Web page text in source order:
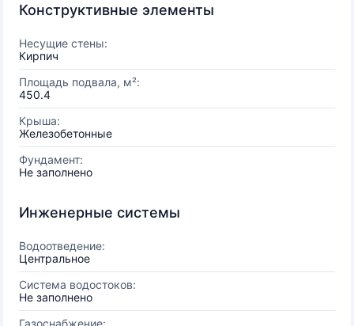
Конструктивные элементы
Несущие стены:
Кирпич
Площадь подвала, м²:
450.4
Крыша:
Железобетонные
Фундамент:
Не заполнено
Инженерные системы
Водоотведение:
Центральное
Система водостоков:
Не заполнено
Газоснабжение: